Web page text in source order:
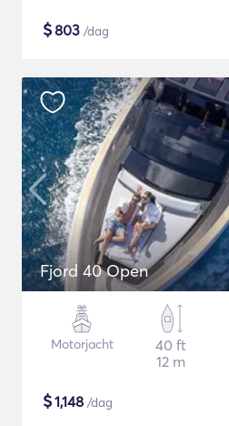
$803 /dag
Fjord 40 Open
Motorjacht
40 ft
12 m
$1,148 /dag